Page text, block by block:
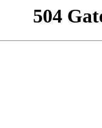
504